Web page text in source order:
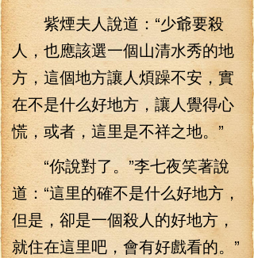
紫煙夫人說道：“少爺要殺
人，也應該選一個山清水秀的地
方，這個地方讓人煩躁不安，實
在不是什么好地方，讓人覺得心
慌，或者，這里是不祥之地。”
“你說對了。”李七夜笑著說
道：“這里的確不是什么好地方，
但是，卻是一個殺人的好地方，
就住在這里吧，會有好戲看的。”